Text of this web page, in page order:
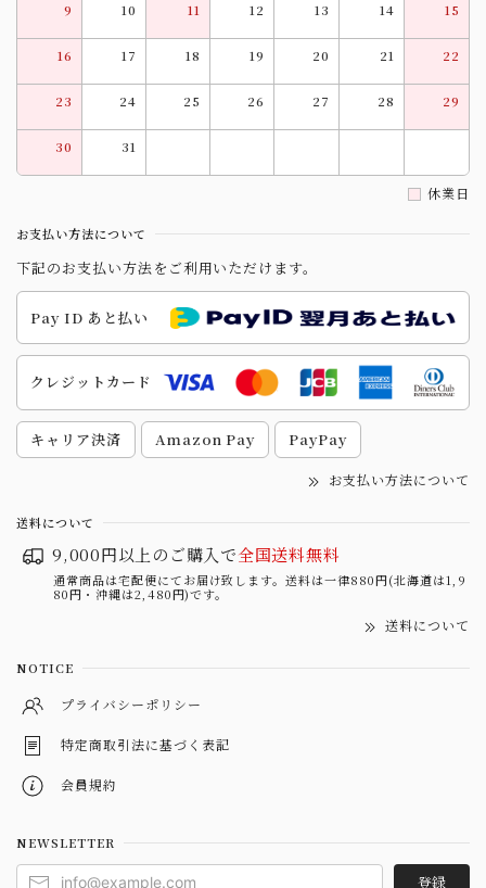
9 10 11 12 13 14 15
16 17 18 19 20 21 22
23 24 25 26 27 28 29
30 31
休業日
お支払い方法について
下記のお支払い方法をご利用いただけます。
Pay ID あと払い
クレジットカード
キャリア決済 Amazon Pay PayPay
お支払い方法について
送料について
9,000円以上のご購入で全国送料無料
通常商品は宅配便にてお届け致します。送料は一律880円(北海道は1,9
80円・沖縄は2,480円)です。
送料について
NOTICE
プライバシーポリシー
特定商取引法に基づく表記
会員規約
NEWSLETTER
登録